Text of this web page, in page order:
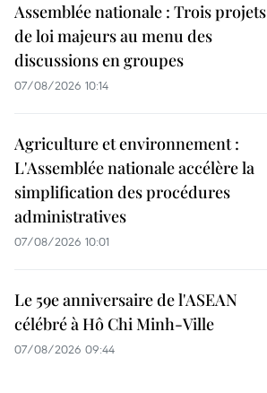
Assemblée nationale : Trois projets
de loi majeurs au menu des
discussions en groupes
07/08/2026 10:14
Agriculture et environnement :
L'Assemblée nationale accélère la
simplification des procédures
administratives
07/08/2026 10:01
Le 59e anniversaire de l'ASEAN
célébré à Hô Chi Minh-Ville
07/08/2026 09:44